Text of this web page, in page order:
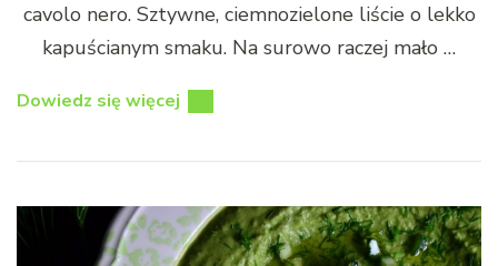
cavolo nero. Sztywne, ciemnozielone liście o lekko
kapuścianym smaku. Na surowo raczej mało …
Dowiedz się więcej